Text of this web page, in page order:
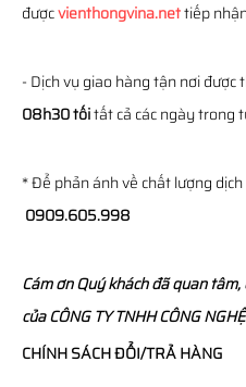
đượcvienthongvina.nettiếp
- Dịch vụ giao hàng tận nơi được
08h30 tốitất cả các ngày trong
* Để phản ánh về chất lượng
0909.605.998
Cám ơn Quý khách đã quan
củaCÔNG TY TNHH CÔNG
CHÍNH SÁCH ĐỔI/TRẢ HÀNG